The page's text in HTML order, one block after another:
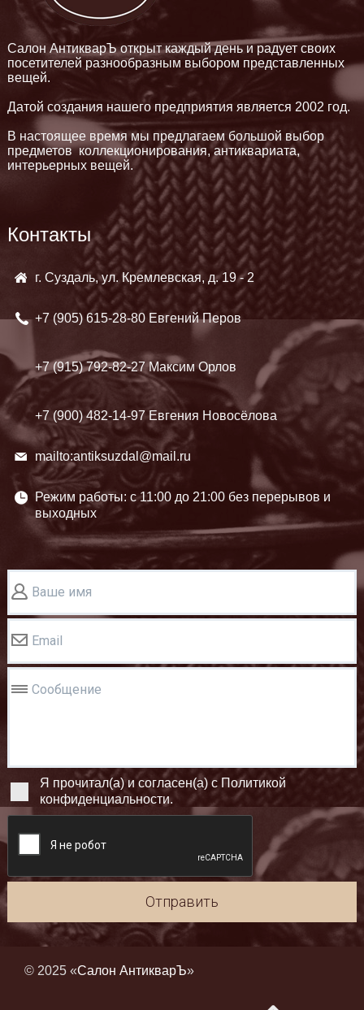
Салон АнтикварЪ открыт каждый день и радует своих
посетителей разнообразным выбором представленных
вещей.
Датой создания нашего предприятия является 2002 год.
В настоящее время мы предлагаем большой выбор
предметов коллекционирования, антиквариата,
интерьерных вещей.
Контакты
г. Суздаль, ул. Кремлевская, д. 19 - 2
+7 (905)615-28-80 Евгений Перов
+7 (915)792-82-27 Максим Орлов
+7 (900)482-14-97 Евгения Новосёлова
mailto:antiksuzdal@mail.ru
Режим работы: c 11:00 до 21:00 без перерывов и
выходных
Ваше имя
Email
Сообщение
Я прочитал(а) и согласен(а) с Политикой
конфиденциальности.
Отправить
© 2025 «Салон АнтикварЪ»